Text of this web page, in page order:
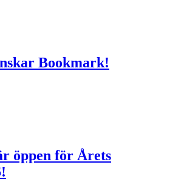
Bookmark!
öppen för Årets